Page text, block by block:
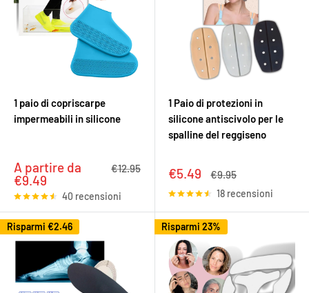
1 paio di copriscarpe
impermeabili in silicone
Prezzo
scontato
A partire da
€9.49
Prezzo
€12.95
40 recensioni
1 Paio di protezioni in
silicone antiscivolo per le
spalline del reggiseno
Prezzo
scontato
€5.49 Prezzo
€9.95
18 recensioni
Risparmi €2.46 Risparmi 23%